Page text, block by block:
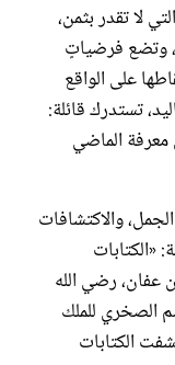
لا تقدر بثمن،
وتضع فرضياتٍ
على الواقع
تستدرك قائلة:
معرفة الماضي
والاكتشافات
«الكتابات
عفان، رضي الله
الصخري للملك
الكتابات